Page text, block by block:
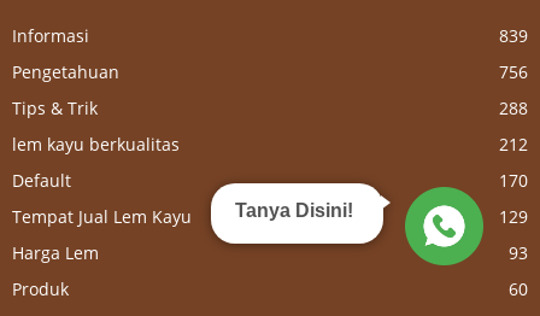
Informasi
839
Pengetahuan
756
Tips & Trik
288
lem kayu berkualitas
212
Default
170
Tempat Jual Lem Kayu
129
Harga Lem
93
Produk
60
Tanya Disini!